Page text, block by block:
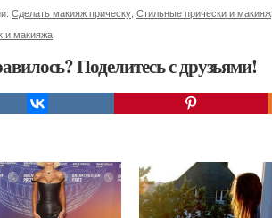
Сделать макияж прическу Стильные прически и макияж
и макияжа
Поделитесь с друзьями!